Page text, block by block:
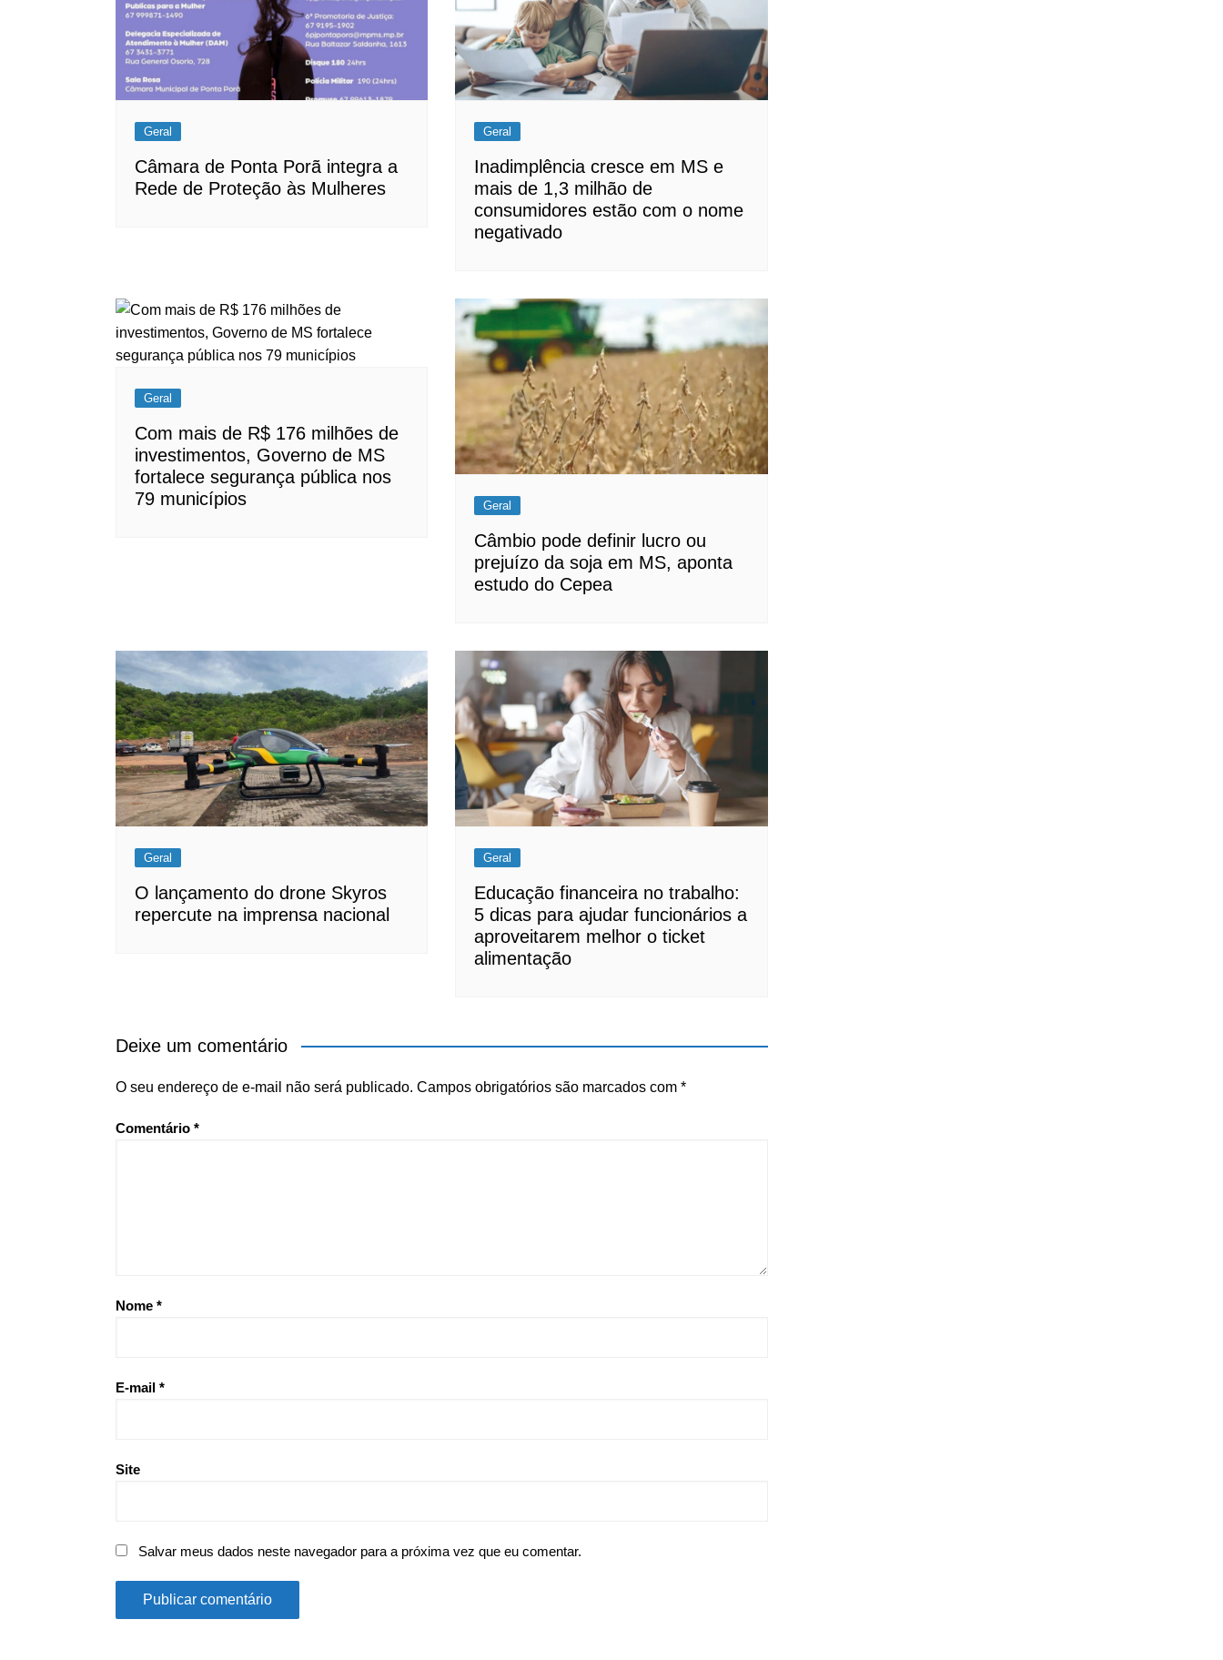
Geral
Câmara de Ponta Porã integra a
Rede de Proteção às Mulheres
Geral
Inadimplência cresce em MS e
mais de 1,3 milhão de
consumidores estão com o nome
negativado
Geral
Com mais de R$ 176 milhões de
investimentos, Governo de MS
fortalece segurança pública nos
79 municípios
Geral
Câmbio pode definir lucro ou
prejuízo da soja em MS, aponta
estudo do Cepea
Geral
O lançamento do drone Skyros
repercute na imprensa nacional
Geral
Educação financeira no trabalho:
5 dicas para ajudar funcionários a
aproveitarem melhor o ticket
alimentação
Deixe um comentário
O seu endereço de e-mail não será publicado. Campos obrigatórios são marcados com *
Comentário *
Nome *
E-mail *
Site
Salvar meus dados neste navegador para a próxima vez que eu comentar.